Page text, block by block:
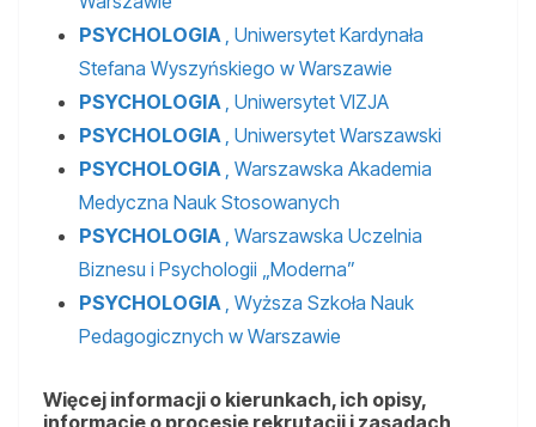
PSYCHOLOGIA , Uniwersytet Kardynała
Stefana Wyszyńskiego w Warszawie
PSYCHOLOGIA , Uniwersytet VIZJA
PSYCHOLOGIA , Uniwersytet Warszawski
PSYCHOLOGIA , Warszawska Akademia
Medyczna Nauk Stosowanych
PSYCHOLOGIA , Warszawska Uczelnia
Biznesu i Psychologii „Moderna”
PSYCHOLOGIA , Wyższa Szkoła Nauk
Pedagogicznych w Warszawie
Więcej informacji o kierunkach, ich opisy,